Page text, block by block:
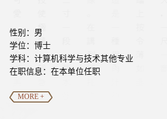
性别：男
学位：博士
学科：计算机科学与技术其他专业
在职信息：在本单位任职
MORE +